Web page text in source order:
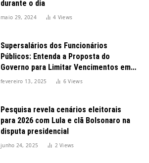
durante o dia
maio 29, 2024 4 Views
Supersalários dos Funcionários
Públicos: Entenda a Proposta do
Governo para Limitar Vencimentos em
2025
fevereiro 13, 2025 6Views
Pesquisa revela cenários eleitorais
para 2026 com Lula e clã Bolsonaro na
disputa presidencial
junho 24, 2025 2Views